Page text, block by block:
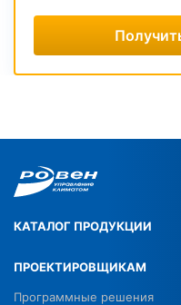
КАТАЛОГ ПРОДУКЦИИ
ПРОЕКТИРОВЩИКАМ
Программные решения